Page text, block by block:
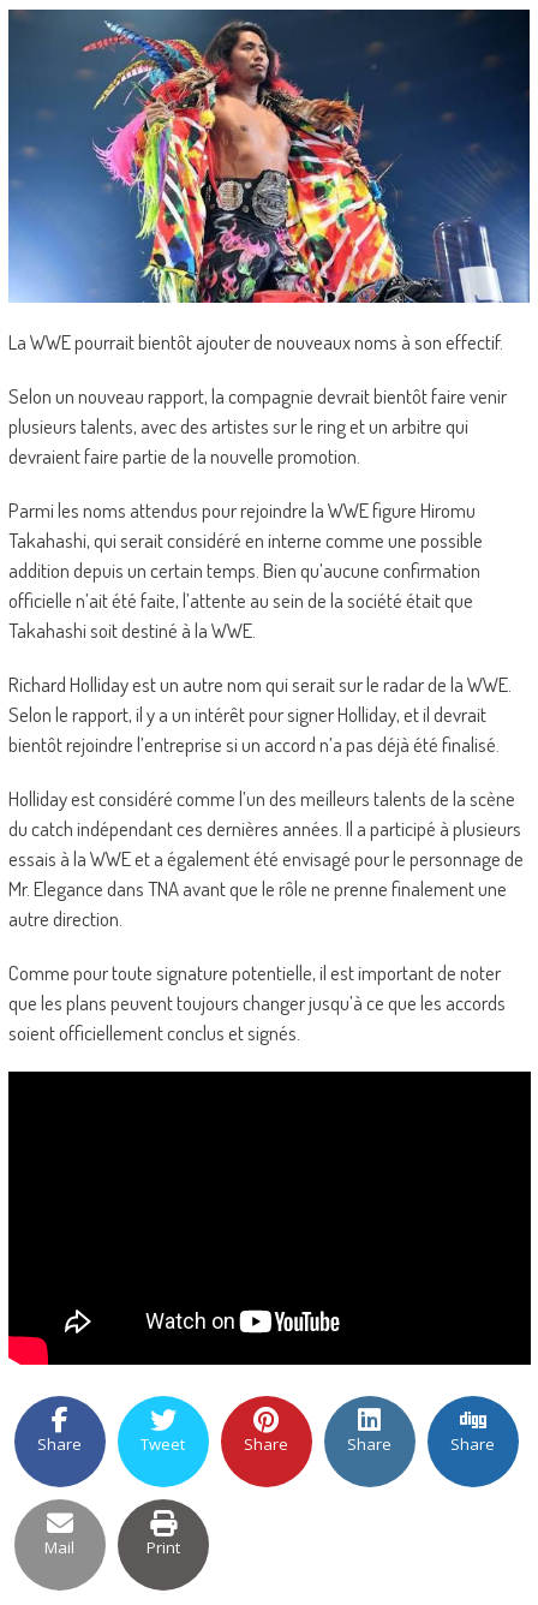
La WWE pourrait bientôt ajouter de nouveaux noms à son effectif.
Selon un nouveau rapport, la compagnie devrait bientôt faire venir
plusieurs talents, avec des artistes sur le ring et un arbitre qui
devraient faire partie de la nouvelle promotion.
Parmi les noms attendus pour rejoindre la WWE figure Hiromu
Takahashi, qui serait considéré en interne comme une possible
addition depuis un certain temps. Bien qu’aucune confirmation
officielle n’ait été faite, l’attente au sein de la société était que
Takahashi soit destiné à la WWE.
Richard Holliday est un autre nom qui serait sur le radar de la WWE.
Selon le rapport, il y a un intérêt pour signer Holliday, et il devrait
bientôt rejoindre l’entreprise si un accord n’a pas déjà été finalisé.
Holliday est considéré comme l’un des meilleurs talents de la scène
du catch indépendant ces dernières années. Il a participé à plusieurs
essais à la WWE et a également été envisagé pour le personnage de
Mr. Elegance dans TNA avant que le rôle ne prenne finalement une
autre direction.
Comme pour toute signature potentielle, il est important de noter
que les plans peuvent toujours changer jusqu’à ce que les accords
soient officiellement conclus et signés.
Share Tweet Share Share Share
Mail Print